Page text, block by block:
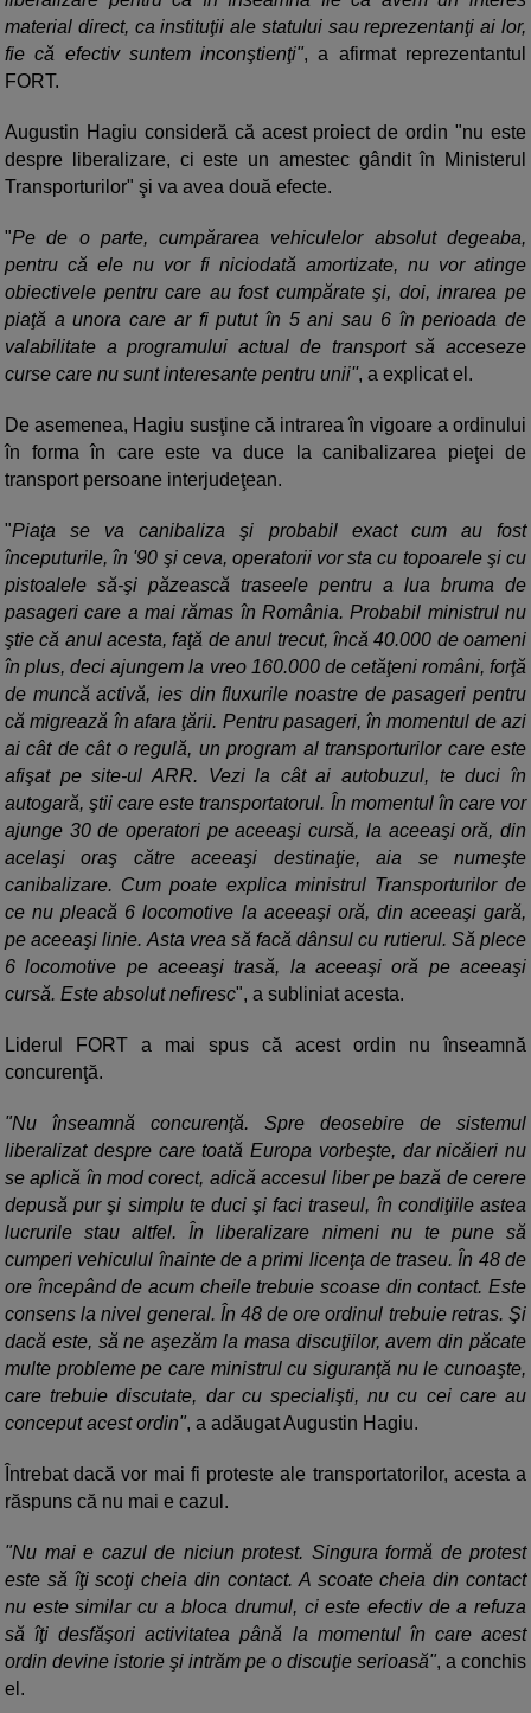
material direct, ca instituţii ale statului sau reprezentanţi ai lor,
fie că efectiv suntem inconştienţi", a afirmat reprezentantul
FORT.
Augustin Hagiu consideră că acest proiect de ordin "nu este
despre liberalizare, ci este un amestec gândit în Ministerul
Transporturilor" şi va avea două efecte.
"Pe de o parte, cumpărarea vehiculelor absolut degeaba,
pentru că ele nu vor fi niciodată amortizate, nu vor atinge
obiectivele pentru care au fost cumpărate şi, doi, inrarea pe
piaţă a unora care ar fi putut în 5 ani sau 6 în perioada de
valabilitate a programului actual de transport să acceseze
curse care nu sunt interesante pentru unii'', a explicat el.
De asemenea, Hagiu susţine că intrarea în vigoare a ordinului
în forma în care este va duce la canibalizarea pieţei de
transport persoane interjudeţean.
"Piaţa se va canibaliza şi probabil exact cum au fost
începuturile, în '90 şi ceva, operatorii vor sta cu topoarele şi cu
pistoalele să-şi păzească traseele pentru a lua bruma de
pasageri care a mai rămas în România. Probabil ministrul nu
ştie că anul acesta, faţă de anul trecut, încă 40.000 de oameni
în plus, deci ajungem la vreo 160.000 de cetăţeni români, forţă
de muncă activă, ies din fluxurile noastre de pasageri pentru
că migrează în afara ţării. Pentru pasageri, în momentul de azi
ai cât de cât o regulă, un program al transporturilor care este
afişat pe site-ul ARR. Vezi la cât ai autobuzul, te duci în
autogară, ştii care este transportatorul. În momentul în care vor
ajunge 30 de operatori pe aceeaşi cursă, la aceeaşi oră, din
acelaşi oraş către aceeaşi destinaţie, aia se numeşte
canibalizare. Cum poate explica ministrul Transporturilor de
ce nu pleacă 6 locomotive la aceeaşi oră, din aceeaşi gară,
pe aceeaşi linie. Asta vrea să facă dânsul cu rutierul. Să plece
6 locomotive pe aceeaşi trasă, la aceeaşi oră pe aceeaşi
cursă. Este absolut nefiresc", a subliniat acesta.
Liderul FORT a mai spus că acest ordin nu înseamnă
concurenţă.
"Nu înseamnă concurenţă. Spre deosebire de sistemul
liberalizat despre care toată Europa vorbeşte, dar nicăieri nu
se aplică în mod corect, adică accesul liber pe bază de cerere
depusă pur şi simplu te duci şi faci traseul, în condiţiile astea
lucrurile stau altfel. În liberalizare nimeni nu te pune să
cumperi vehiculul înainte de a primi licenţa de traseu. În 48 de
ore începând de acum cheile trebuie scoase din contact. Este
consens la nivel general. În 48 de ore ordinul trebuie retras. Şi
dacă este, să ne aşezăm la masa discuţiilor, avem din păcate
multe probleme pe care ministrul cu siguranţă nu le cunoaşte,
care trebuie discutate, dar cu specialişti, nu cu cei care au
conceput acest ordin", a adăugat Augustin Hagiu.
Întrebat dacă vor mai fi proteste ale transportatorilor, acesta a
răspuns că nu mai e cazul.
"Nu mai e cazul de niciun protest. Singura formă de protest
este să îţi scoţi cheia din contact. A scoate cheia din contact
nu este similar cu a bloca drumul, ci este efectiv de a refuza
să îţi desfăşori activitatea până la momentul în care acest
ordin devine istorie şi intrăm pe o discuţie serioasă", a conchis
el.